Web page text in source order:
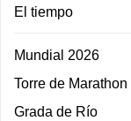
El tiempo
Mundial 2026
Torre de Marathon
Grada de Río